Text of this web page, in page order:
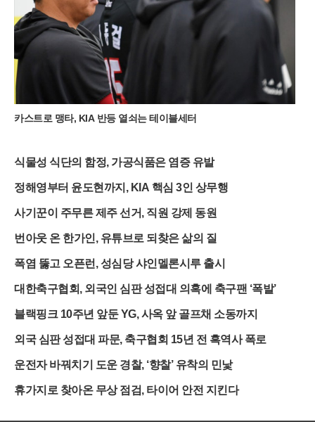
족이 함께 나누는 새벽 산행의 기억은 단순한 관광 이상의 가치
를 지닌다. 정선군 여량면 일대의 고즈넉한 분위기와 민둥산의
역동적인 지형이 어우러진 이번 여름 시즌은 억새가 은빛으로 변
하기 전까지 그 싱그러움을 더할 전망이다. 여행객들은 출국 전
복잡한 절차 대신 가벼운 등산화와 카메라를 챙겨 강원도의 깊은
산속으로 향하고 있다.
카스트로 맹타, KIA 반등 열쇠는 테이블세터
식물성 식단의 함정, 가공식품은 염증 유발
정해영부터 윤도현까지, KIA 핵심 3인 상무행
사기꾼이 주무른 제주 선거, 직원 강제 동원
번아웃 온 한가인, 유튜브로 되찾은 삶의 질
폭염 뚫고 오픈런, 성심당 샤인멜론시루 출시
대한축구협회, 외국인 심판 성접대 의혹에 축구팬 ‘폭발’
블랙핑크 10주년 앞둔 YG, 사옥 앞 골프채 소동까지
외국 심판 성접대 파문, 축구협회 15년 전 흑역사 폭로
운전자 바꿔치기 도운 경찰, ‘향찰’ 유착의 민낯
휴가지로 찾아온 무상 점검, 타이어 안전 지킨다